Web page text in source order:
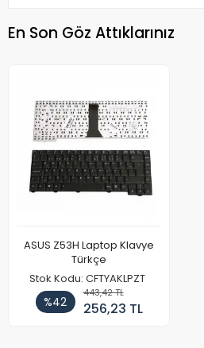
En Son Göz Attıklarınız
ASUS Z53H Laptop Klavye
Türkçe
Stok Kodu: CFTYAKLPZT
%42
443,42 TL
256,23 TL